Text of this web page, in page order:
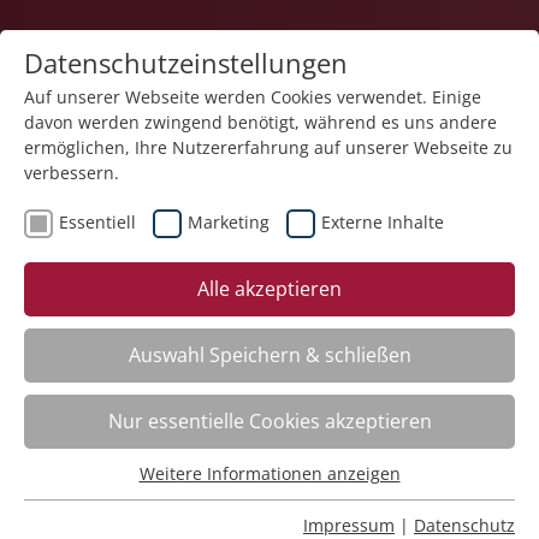
Qualifizierung zur Betreuungsassistenz
mit Zusatzqualifikation nach QN 2 Pflege
Datenschutzeinstellungen
Auf unserer Webseite werden Cookies verwendet. Einige
davon werden zwingend benötigt, während es uns andere
ermöglichen, Ihre Nutzererfahrung auf unserer Webseite zu
verbessern.
Essentiell Marketing Externe Inhalte
Alle akzeptieren
Auswahl Speichern & schließen
Nur essentielle Cookies akzeptieren
Essentielle Cookies werden für grundlegende Funktionen
Weitere Informationen anzeigen
Impressum | Datenschutz